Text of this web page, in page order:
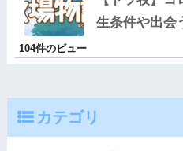
生条件や出会
104件のビュー
カテゴリ